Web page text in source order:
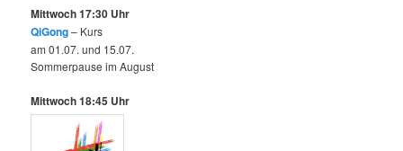
Mittwoch 17:30 Uhr
QiGong– Kurs
am 01.07. und 15.07.
Sommerpause im August
Mittwoch 18:45 Uhr